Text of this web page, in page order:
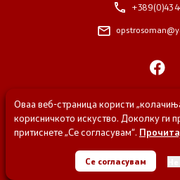
+389(0)43
© 2026 Општина Росоман,
Изработено од
Оваа веб-страница користи
корисничкото искуство. Доколку ги
притиснете „Се согласувам“.
Се согласувам